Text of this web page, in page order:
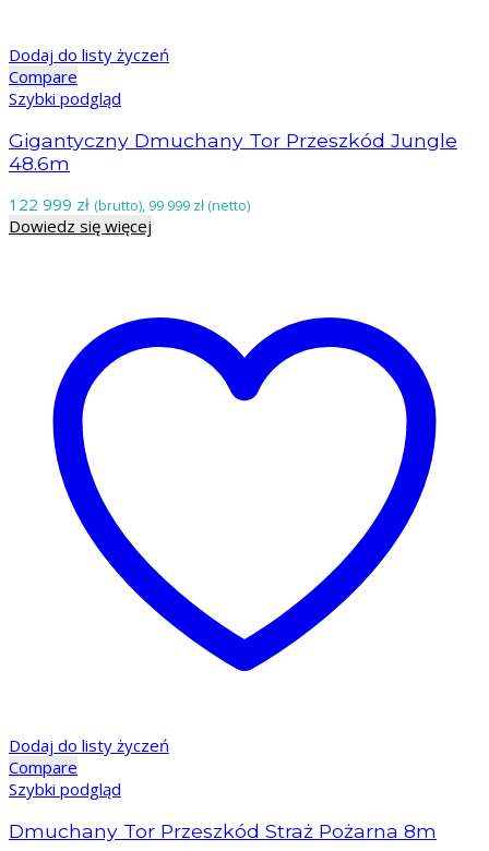
Dodaj do listy życzeń
Compare
Szybki podgląd
Gigantyczny Dmuchany Tor Przeszkód Jungle
48.6m
122 999 zł (brutto), 99 999 zł (netto)
Dowiedz się więcej
Dodaj do listy życzeń
Compare
Szybki podgląd
Dmuchany Tor Przeszkód Straż Pożarna 8m